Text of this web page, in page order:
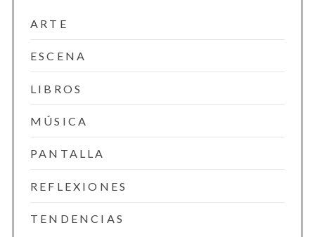
ARTE
ESCENA
LIBROS
MÚSICA
PANTALLA
REFLEXIONES
TENDENCIAS